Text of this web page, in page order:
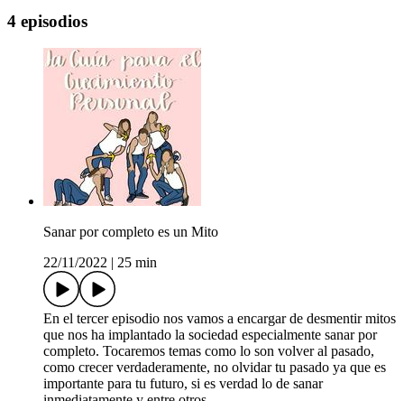
4 episodios
Sanar por completo es un Mito
22/11/2022
25 min
En el tercer episodio nos vamos a encargar de desmentir mitos
que nos ha implantado la sociedad especialmente sanar por
completo. Tocaremos temas como lo son volver al pasado,
como crecer verdaderamente, no olvidar tu pasado ya que es
importante para tu futuro, si es verdad lo de sanar